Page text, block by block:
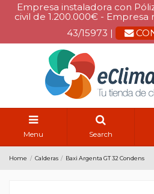
Empresa instaladora con
civil de 1.200.000€ -
43/15973 |
Menu Search
Home Calderas Baxi Argenta GT 32 Condens